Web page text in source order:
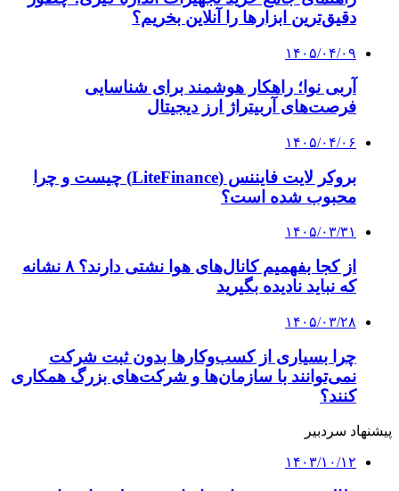
۱۴۰۳/۱۰/۱۲
طالبی: مدرسه‌ سازی ایفای مسئولیت اجتماعی
۱۴۰۴/۱۰/۱۰
۱۴۰۴/۰۳/۲۶
بیانیه کانون عالی انجمن‌های صنفی کارگران ایران
۱۴۰۴/۰۲/۲۱
روایت وزیر کار از برنامه‌های دولت برای کارگران
برنامه‌های دولت در حوزه معیشت ، اشتغال و
مسکن کارگری
کلیه حقوق متعلق به راهیان اقتصادی می باشد
دکمه بازگشت به بالا